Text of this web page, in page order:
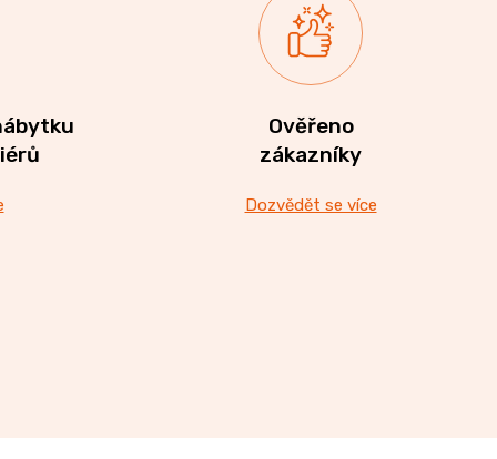
Ověřeno
zákazníky
Dozvědět se více